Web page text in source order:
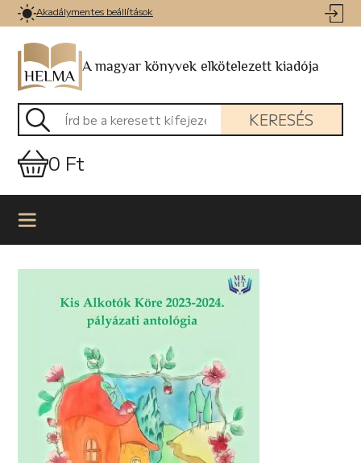
Akadálymentes beállítások
A magyar könyvek elkötelezett kiadója
KERESÉS
0 Ft